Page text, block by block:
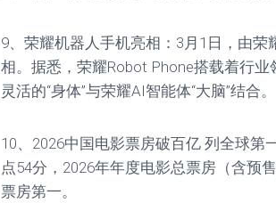
9、荣耀机器人手机亮相：3月1日，由
相。据悉，荣耀Robot Phone搭载着行
灵活的“身体”与荣耀AI智能体“大脑”结合。
10、2026中国电影票房破百亿 列全球第
点54分，2026年年度电影总票房（含预
票房第一。